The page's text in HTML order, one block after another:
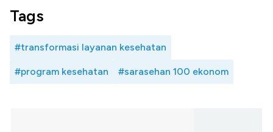
Tags
#transformasi layanan kesehatan
#program kesehatan #sarasehan 100 ekonom